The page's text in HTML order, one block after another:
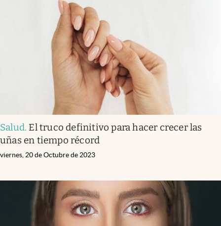
Salud. El truco definitivo para hacer crecer las
uñas en tiempo récord
viernes, 20 de Octubre de 2023